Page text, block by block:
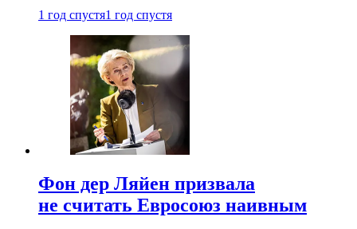
1 год спустя1 год спустя
Фон дер Ляйен призвала
не считать Евросоюз наивным